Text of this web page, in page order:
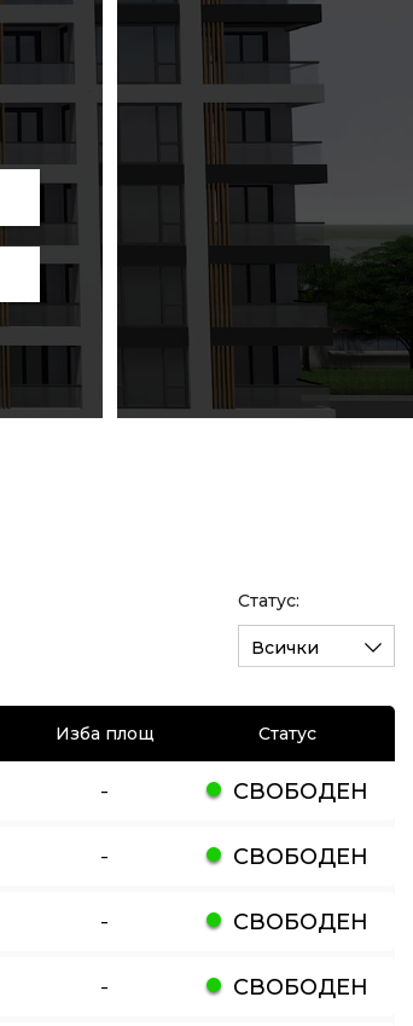
Статус:
Всички
Изба площ Статус
- СВОБОДЕН
- СВОБОДЕН
- СВОБОДЕН
- СВОБОДЕН